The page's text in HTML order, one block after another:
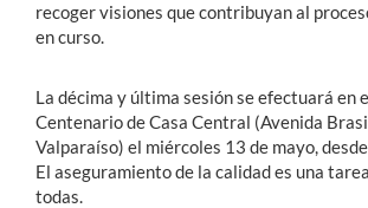
recoger visiones que contribuyan al
en curso.
La décima y última sesión se efectuará en
Centenario de Casa Central (Avenida
Valparaíso) el miércoles 13 de mayo,
El aseguramiento de la calidad es una
todas.